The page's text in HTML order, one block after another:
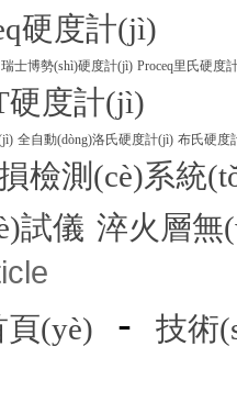
硬度計(jì)
瑞士博勢(shì)硬度計(jì) Proceq里氏硬度
硬度計(jì)
全自動(dòng)洛氏硬度計(jì) 布氏硬度
檢測(cè)系統
試儀 淬火層無
頁(yè) - 技術